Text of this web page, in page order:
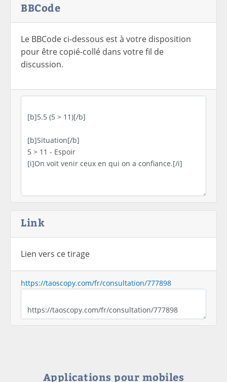
BBCode
Le BBCode ci-dessous est à votre disposition
pour être copié-collé dans votre fil de
discussion.
Link
Lien vers ce tirage
https://taoscopy.com/fr/consultation/777898
Applications pour mobiles